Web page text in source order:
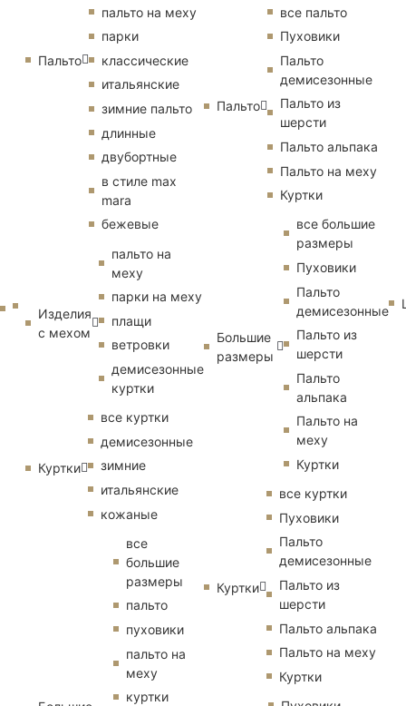
Пальто
пальто на меху
парки
классические
итальянские
зимние пальто
длинные
двубортные
в стиле max
mara
бежевые
Изделия
с мехом
пальто на
меху
парки на меху
плащи
ветровки
демисезонные
куртки
Куртки
все куртки
демисезонные
зимние
итальянские
кожаные
все
большие
размеры
пальто
пуховики
пальто на
меху
куртки
Пальто
все пальто
Пуховики
Пальто
демисезонные
Пальто из
шерсти
Пальто альпака
Пальто на меху
Куртки
Большие
размеры
все большие
размеры
Пуховики
Пальто
демисезонные
Пальто из
шерсти
Пальто
альпака
Пальто на
меху
Куртки
Куртки
все куртки
Пуховики
Пальто
демисезонные
Пальто из
шерсти
Пальто альпака
Пальто на меху
Куртки